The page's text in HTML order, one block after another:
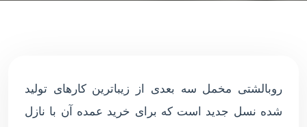
روبالشتی مخمل سه بعدی از زیباترین كارهای تولید
شده نسل جدید است كه برای خرید عمده آن با نازل